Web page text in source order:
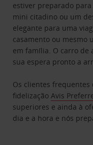
estiver preparado
mini citadino ou um
elegante para uma
casamento ou mesmo
em família. O carro de
sua espera pronto a
Os clientes
fidelizaçãoAvis
superiores e ainda à
dia e a hora e nós